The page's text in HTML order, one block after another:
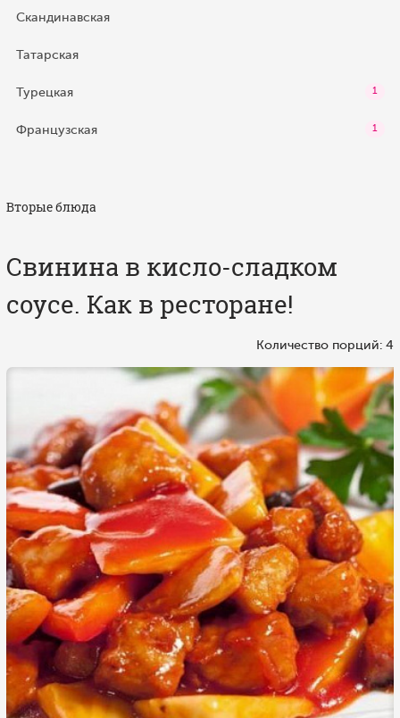
Скандинавская
Татарская
Турецкая 1
Французская 1
Вторые блюда
Свинина в кисло-сладком
соусе. Как в ресторане!
Количество порций: 4